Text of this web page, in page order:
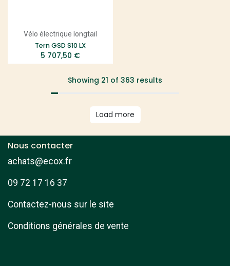
Vélo électrique longtail
Tern GSD S10 LX
5 707,50 €
Showing 21 of 363 results
Load more
Nous contacter
achats@ecox.fr
09 72 17 16 37
Contactez-nous sur le site
Conditions générales de vente